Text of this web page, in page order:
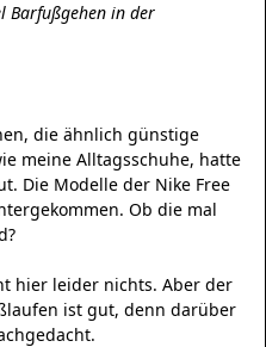
Barfußgehen in der
die ähnlich günstige
meine Alltagsschuhe, hatte
Die Modelle der Nike Free
Ob die mal
hier leider nichts. Aber der
ist gut, denn darüber